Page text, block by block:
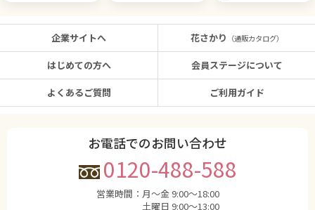
企業サイトへ
はじめての方へ
よくあるご質問
花さかり （通販カタログ）
会員ステージについて
ご利用ガイド
お電話でのお問い合わせ
0120-488-588
営業時間： 月〜金 9:00〜18:00
土曜日 9:00〜13:00